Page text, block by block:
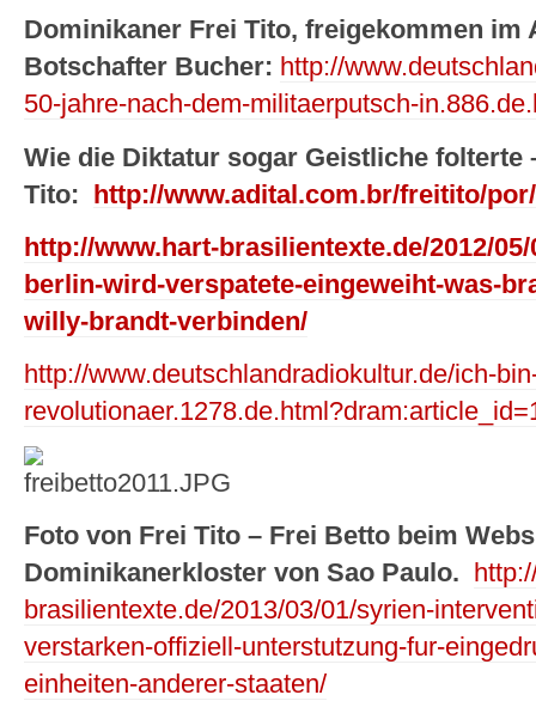
Dominikaner Frei Tito, freigekommen im
Botschafter Bucher: http://
50-jahre-nach-dem-militaerputsch-
Wie die Diktatur sogar Geistliche folterte
Tito:
http://www.adital.com.br/freitito/
http://www.hart-brasilientexte.de/2012/
berlin-wird-verspatete-eingeweiht-was-
willy-brandt-verbinden/
http://www.deutschlandradiokultur.de/ich-
Foto von Frei Tito – Frei Betto beim
Dominikanerkloster von Sao Paulo.
brasilientexte.de/2013/03/01/syrien-
verstarken-offiziell-unterstutzung-fur-
einheiten-anderer-staaten/